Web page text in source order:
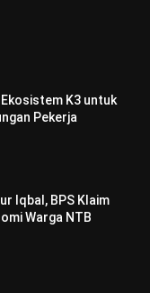
K3 untuk
Pekerja
Iqbal, BPS Klaim
Warga NTB